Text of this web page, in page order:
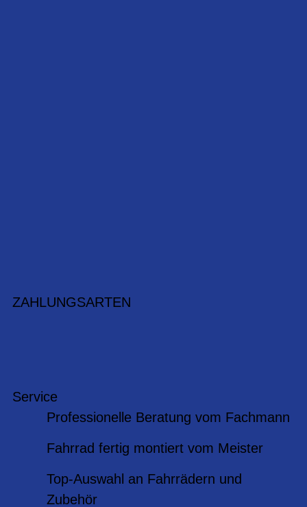
ZAHLUNGSARTEN
Service
Professionelle Beratung vom Fachmann
Fahrrad fertig montiert vom Meister
Top-Auswahl an Fahrrädern und
Zubehör